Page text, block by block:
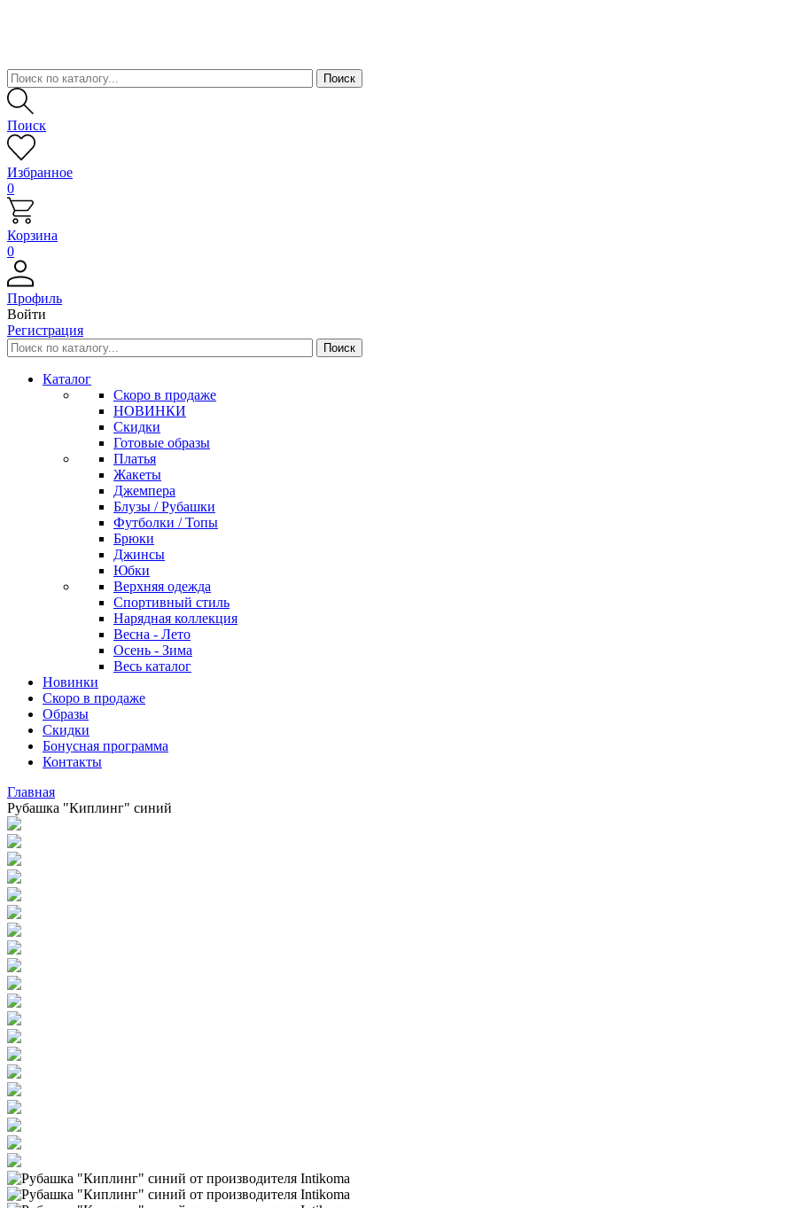
Поиск
Избранное
0
Корзина
0
Профиль
Войти
Регистрация
Каталог
Скоро в продаже
НОВИНКИ
Скидки
Готовые образы
Платья
Жакеты
Джемпера
Блузы / Рубашки
Футболки / Топы
Брюки
Джинсы
Юбки
Верхняя одежда
Спортивный стиль
Нарядная коллекция
Весна - Лето
Осень - Зима
Весь каталог
Новинки
Скоро в продаже
Образы
Скидки
Бонусная программа
Контакты
Главная
Рубашка "Киплинг" синий